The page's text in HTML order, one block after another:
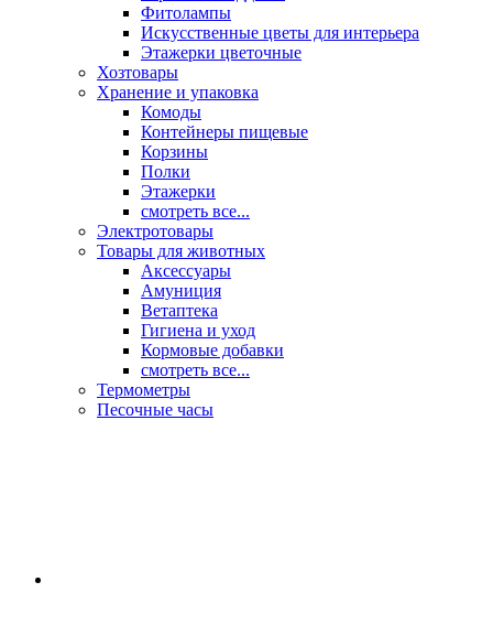
Фитолампы
Искусственные цветы для интерьера
Этажерки цветочные
Хозтовары
Хранение и упаковка
Комоды
Контейнеры пищевые
Корзины
Полки
Этажерки
смотреть все...
Электротовары
Товары для животных
Аксессуары
Амуниция
Ветаптека
Гигиена и уход
Кормовые добавки
смотреть все...
Термометры
Песочные часы